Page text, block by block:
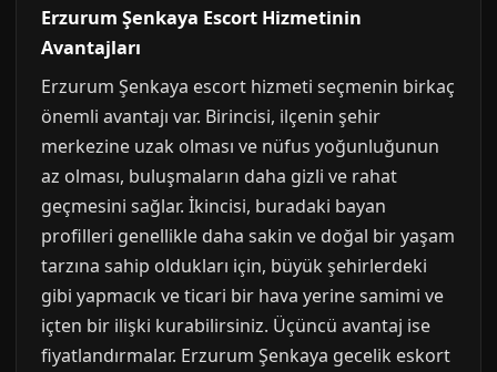
Erzurum Şenkaya Escort Hizmetinin
Avantajları
Erzurum Şenkaya escort hizmeti seçmenin birkaç
önemli avantajı var. Birincisi, ilçenin şehir
merkezine uzak olması ve nüfus yoğunluğunun
az olması, buluşmaların daha gizli ve rahat
geçmesini sağlar. İkincisi, buradaki bayan
profilleri genellikle daha sakin ve doğal bir yaşam
tarzına sahip oldukları için, büyük şehirlerdeki
gibi yapmacık ve ticari bir hava yerine samimi ve
içten bir ilişki kurabilirsiniz. Üçüncü avantaj ise
fiyatlandırmalar. Erzurum Şenkaya gecelik eskort